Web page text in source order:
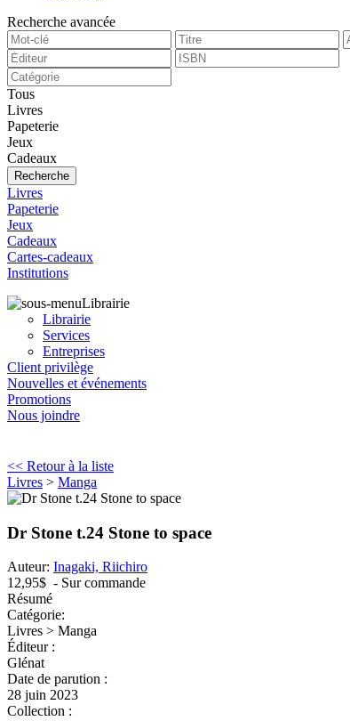
Recherche avancée
Tous
Livres
Papeterie
Jeux
Cadeaux
Recherche
Livres
Papeterie
Jeux
Cadeaux
Cartes-cadeaux
Institutions
Librairie
Librairie
Services
Entreprises
Client privilège
Nouvelles et événements
Promotions
Nous joindre
<< Retour à la liste
Livres > Manga
Dr Stone t.24 Stone to space
Auteur: Inagaki, Riichiro
12,95$ - Sur commande
Résumé
Catégorie:
Livres > Manga
Éditeur :
Glénat
Date de parution :
28 juin 2023
Collection :